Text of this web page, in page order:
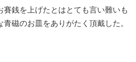
賽銭を上げたとはとても言い難いも
磁のお皿をありがたく頂戴した。